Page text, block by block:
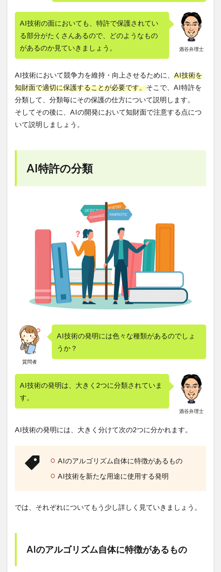
3
AI技
おい
て知
意す
る点
3.1
AI特
許の
有効
AIアル
ム特許
な用途
する特
ンソー
スソフ
（OSS）
ライセ
ンスに
ついて
トレ
ーニ
デー
価値
があ
許で
はな
して
酒谷弁理士
AI技術の面においても、特許で保護されてい
る部分がたくさんあるので、どのようなもの
があるのか見ていきましょう。
AI技術において競争力を維持・向上させるために、 AI技術を
知財面で適切に保護することが必要です。そこで、AI特許を
分類して、分類毎にその保護の仕方について説明します。
そしてその後に、AIの開発において知財面で注意する点につ
いて説明しましょう。
AI特許の分類
質問者
AI技術の発明には色々な種類があるのでしょ
うか？
酒谷弁理士
AI技術の発明は、大きく2つに分類されていま
す。
AI技術の発明には、大きく分けて次の2つに分かれます。
AIのアルゴリズム自体に特徴があるもの
AI技術を新たな用途に使用する発明
では、それぞれについてもう少し詳しく見ていきましょう。
AIのアルゴリズム自体に特徴があるもの